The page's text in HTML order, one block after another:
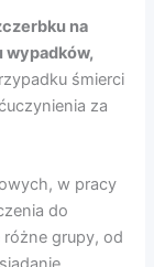
na
wypadków,
śmierci
za
w pracy
do
grupy, od